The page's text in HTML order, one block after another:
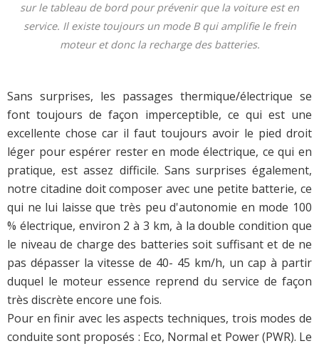
sur le tableau de bord pour prévenir que la voiture est en
service. Il existe toujours un mode B qui amplifie le frein
moteur et donc la recharge des batteries.
Sans surprises, les passages thermique/électrique se
font toujours de façon imperceptible, ce qui est une
excellente chose car il faut toujours avoir le pied droit
léger pour espérer rester en mode électrique, ce qui en
pratique, est assez difficile. Sans surprises également,
notre citadine doit composer avec une petite batterie, ce
qui ne lui laisse que très peu d'autonomie en mode 100
% électrique, environ 2 à 3 km, à la double condition que
le niveau de charge des batteries soit suffisant et de ne
pas dépasser la vitesse de 40- 45 km/h, un cap à partir
duquel le moteur essence reprend du service de façon
très discrète encore une fois.
Pour en finir avec les aspects techniques, trois modes de
conduite sont proposés : Eco, Normal et Power (PWR). Le